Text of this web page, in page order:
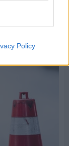
Policy